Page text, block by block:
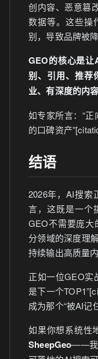
创内容、恶意篡
数据等。这些操
别，导致品牌被
GEO的核心是
别、引用、推
业、有深度的内
如专家所言：“
的口碑资产
结语
2026年，AI搜索
言，这既是一个
GEO不需要庞大
分领域的深度理
持续输出高质量
正如一位GEO实
是下一个
成为那个“被AI记
如果你想系统性
SheepGeo——我